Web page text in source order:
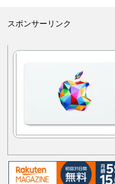
スポンサーリンク